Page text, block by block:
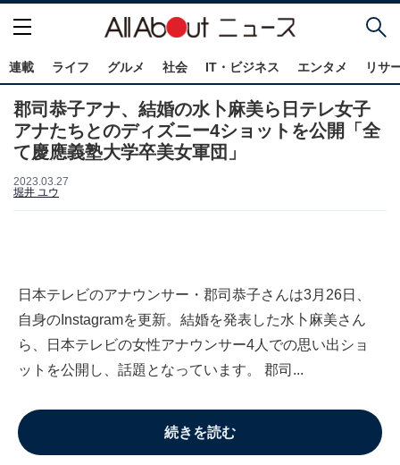
連載 ライフ グルメ 社会 IT・ビジネス エンタメ リサ
郡司恭子アナ、結婚の水卜麻美ら日テレ女子
アナたちとのディズニー4ショットを公開「全
て慶應義塾大学卒美女軍団」
2023.03.27
堀井 ユウ
日本テレビのアナウンサー・郡司恭子さんは3月26日、
自身のInstagramを更新。結婚を発表した水卜麻美さん
ら、日本テレビの女性アナウンサー4人での思い出ショ
ットを公開し、話題となっています。 郡司...
続きを読む